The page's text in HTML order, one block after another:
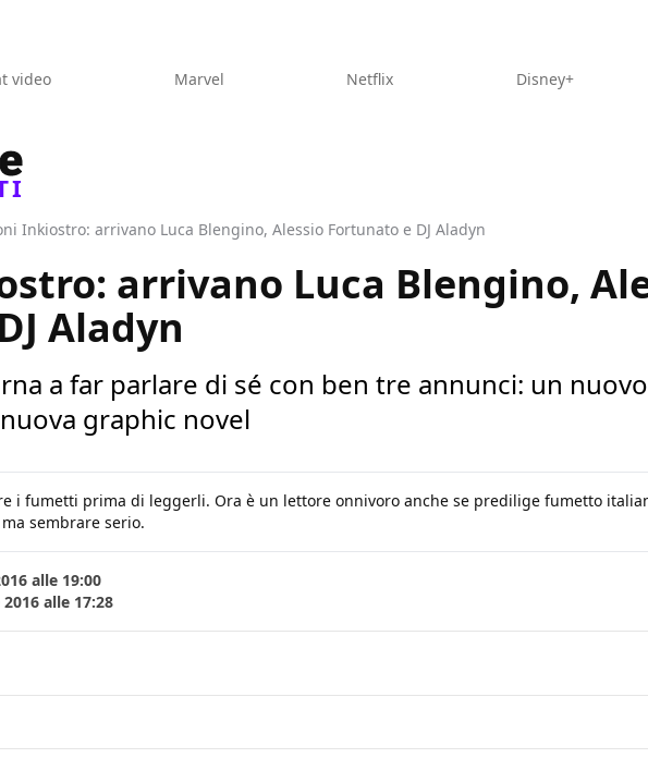
video Marvel Netflix Disney+
Inkiostro: arrivano Luca Blengino, Alessio Fortunato e DJ Aladyn
arrivano Luca Blengino,
Aladyn
a far parlare di sé con ben tre annunci: un
graphic novel
i fumetti prima di leggerli. Ora è un lettore onnivoro anche se predilige fumetto
sembrare serio.
alle 19:00
alle 17:28